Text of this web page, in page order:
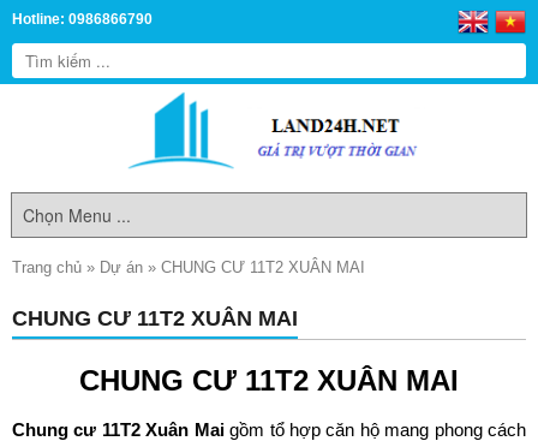
Hotline: 0986866790
Trang chủ » Dự án » CHUNG CƯ 11T2 XUÂN MAI
CHUNG CƯ 11T2 XUÂN MAI
CHUNG CƯ 11T2 XUÂN MAI
Chung cư 11T2 Xuân Maigồm tổ hợp căn hộ mang phong cách